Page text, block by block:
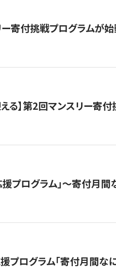
寄付挑戦プログラムが
る】第2回マンスリー寄
プログラム」〜寄付月間
プログラム「寄付月間な